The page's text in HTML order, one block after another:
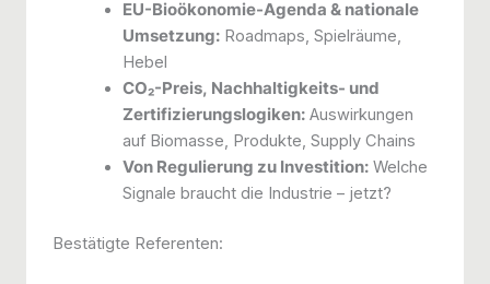
EU-Bioökonomie-Agenda & nationale
Umsetzung:Roadmaps, Spielräume,
Hebel
CO₂-Preis, Nachhaltigkeits- und
Zertifizierungslogiken:Auswirkungen
auf Biomasse, Produkte, Supply Chains
Von Regulierung zu Investition:Welche
Signale braucht die Industrie – jetzt?
Bestätigte Referenten: